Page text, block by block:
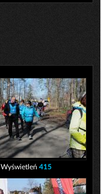
Wyświetleń 415